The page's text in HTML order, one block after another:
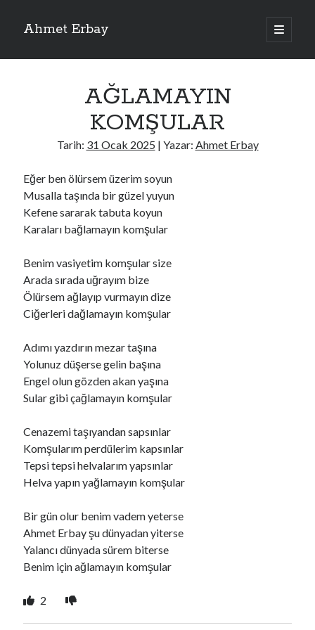
Ahmet Erbay
ana
menüyü
Yan
ELİF BENİ BIRAKMA
YALAN DEMEM HARAM YEMEM
Son Yorumlar
BAĞIŞLA ADINIiçindario72
BAĞIŞLA ADINIiçinfoodie22
BAĞIŞLA ADINIiçinZoe72
BAĞIŞLA ADINIiçindailyLinda1997
Ara
AĞLAMAYIN
KOMŞULAR
Tarih: 31 Ocak 2025 | Yazar: Ahmet Erbay
Eğer ben ölürsem üzerim soyun
Musalla taşında bir güzel yuyun
Kefene sararak tabuta koyun
Karaları bağlamayın komşular
Benim vasiyetim komşular size
Arada sırada uğrayım bize
Ölürsem ağlayıp vurmayın dize
Ciğerleri dağlamayın komşular
Adımı yazdırın mezar taşına
Yolunuz düşerse gelin başına
Engel olun gözden akan yaşına
Sular gibi çağlamayın komşular
Cenazemi taşıyandan sapsınlar
Komşularım perdülerim kapsınlar
Tepsi tepsi helvalarım yapsınlar
Helva yapın yağlamayın komşular
Bir gün olur benim vadem yeterse
Ahmet Erbay şu dünyadan yiterse
Yalancı dünyada sürem biterse
Benim için ağlamayın komşular
2